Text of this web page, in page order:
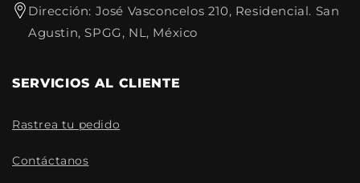
Dirección: José Vasconcelos 210, Residencial. San
Agustin, SPGG, NL, México
SERVICIOS AL CLIENTE
Rastrea tu pedido
Contáctanos